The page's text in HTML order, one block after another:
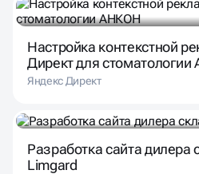
Настройка контекстной
Директ для
Яндекс Директ
Разработка сайта дилера
Limgard